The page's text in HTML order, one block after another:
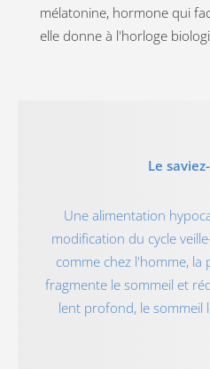
mélatonine, hormone qui
elle donne à l'horloge
Le
Une alimentation
modification du cycle
comme chez l'homme,
fragmente le sommeil et
lent profond, le sommeil